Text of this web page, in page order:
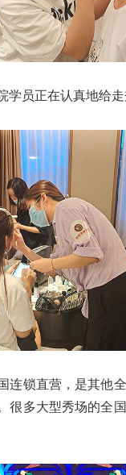
学员正在认真地给走
连锁直营，是其他
很多大型秀场的全